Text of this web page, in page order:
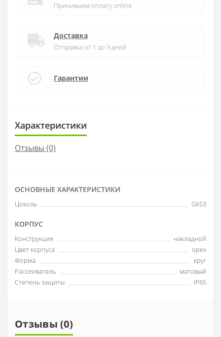
Принимаем оплату online
Доставка
Отправка от 1 до 3 дней
Гарантии
Характеристики
Отзывы (0)
ОСНОВНЫЕ ХАРАКТЕРИСТИКИ
Цоколь GX53
КОРПУС
Конструкция
накладной
Цвет корпуса
орех
Форма
круг
Рассеиватель
матовый
Степень защиты
IP65
Отзывы (0)